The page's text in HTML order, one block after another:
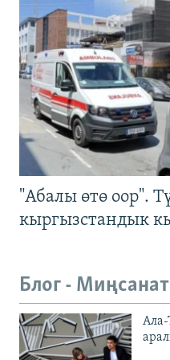
"Абалы өтө оор".
кыргызстандык
Блог - Миңсанат
Ала-